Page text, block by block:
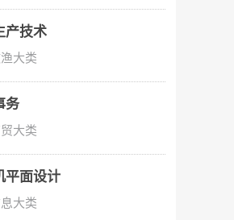
产技术
大类
务
大类
平面设计
大类